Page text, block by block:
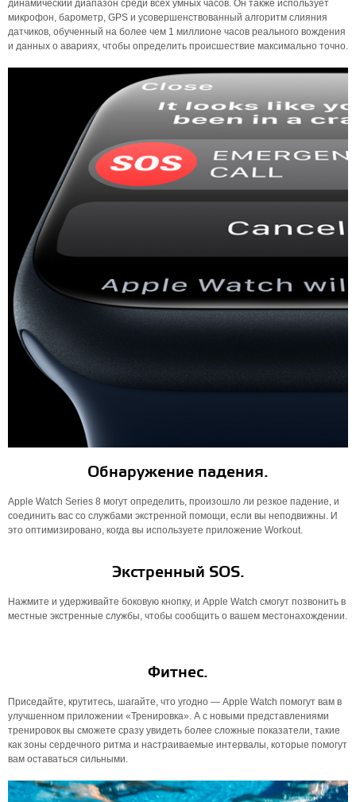
динамический диапазон среди всех умных часов. Он также использует
микрофон, барометр, GPS и усовершенствованный алгоритм слияния
датчиков, обученный на более чем 1 миллионе часов реального вождения
и данных о авариях, чтобы определить происшествие максимально точно.
Обнаружение падения.
Apple Watch Series 8 могут определить, произошло ли резкое падение, и
соединить вас со службами экстренной помощи, если вы неподвижны. И
это оптимизировано, когда вы используете приложение Workout.
Экстренный SOS.
Нажмите и удерживайте боковую кнопку, и Apple Watch смогут позвонить в
местные экстренные службы, чтобы сообщить о вашем местонахождении.
Фитнес.
Приседайте, крутитесь, шагайте, что угодно — Apple Watch помогут вам в
улучшенном приложении «Тренировка». А с новыми представлениями
тренировок вы сможете сразу увидеть более сложные показатели, такие
как зоны сердечного ритма и настраиваемые интервалы, которые помогут
вам оставаться сильными.